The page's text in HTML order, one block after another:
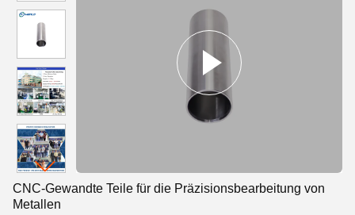
CNC-Gewandte Teile für die Präzisionsbearbeitung von
Metallen